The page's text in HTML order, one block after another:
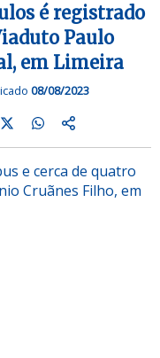
é registrado
Paulo
em Limeira
08/08/2023
e cerca de quatro
Cruãnes Filho, em